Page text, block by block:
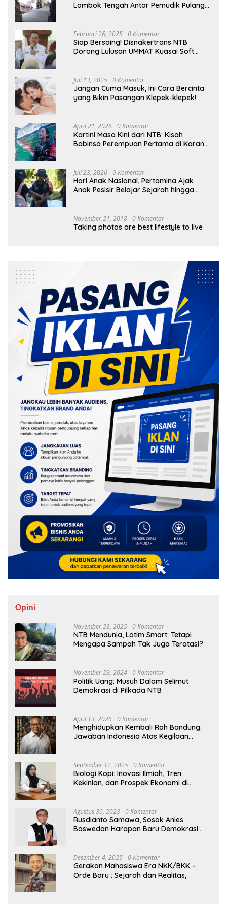
Lombok Tengah Antar Pemudik Pulang
Februari 26, 2025 0 Komentar
Siap Bersaing! Disnakertrans NTB
Dorong Lulusan UMMAT Kuasai Soft
Juli 13, 2025 0 Komentar
Jangan Cuma Masuk, Ini Cara Bercinta
yang Bikin Pasangan Klepek-klepek!
April 21, 2026 0 Komentar
Kartini Masa Kini dari NTB: Kisah
Babinsa Perempuan Pertama di Karang
Juli 23, 2026 0 Komentar
Hari Anak Nasional, Pertamina Ajak
Anak Pesisir Belajar Sejarah hingga
November 21, 2018 0 Komentar
Taking photos are best lifestyle to live
Opini
November 23, 2025 0 Komentar
NTB Mendunia, Lotim Smart: Tetapi
Mengapa Sampah Tak Juga Teratasi?
November 23, 2024 0 Komentar
Politik Uang: Musuh Dalam Selimut
Demokrasi di Pilkada NTB
April 13, 2026 0 Komentar
Menghidupkan Kembali Roh Bandung:
Jawaban Indonesia Atas Kegilaan
September 12, 2025 0 Komentar
Biologi Kopi: Inovasi Ilmiah, Tren
Kekinian, dan Prospek Ekonomi di
Agustus 30, 2023 0 Komentar
Rusdianto Samawa, Sosok Anies
Baswedan Harapan Baru Demokrasi
Desember 4, 2025 0 Komentar
Gerakan Mahasiswa Era NKK/BKK –
Orde Baru : Sejarah dan Realitas,